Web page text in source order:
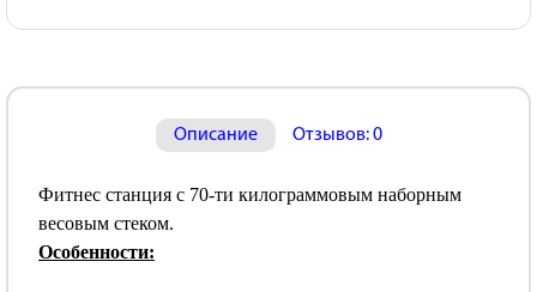
Описание Отзывов: 0
Фитнес станция с 70-ти килограммовым наборным
весовым стеком.
Особенности: